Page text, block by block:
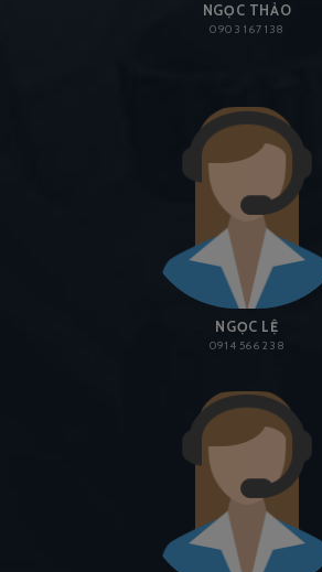
NGỌC THẢO
0903 167 138
NGỌC LỆ
0914 566 238